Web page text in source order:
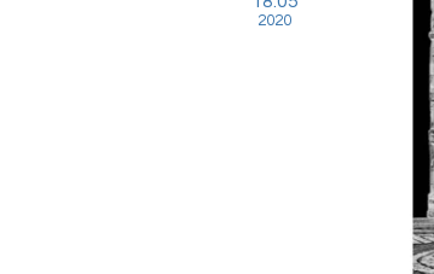
2020